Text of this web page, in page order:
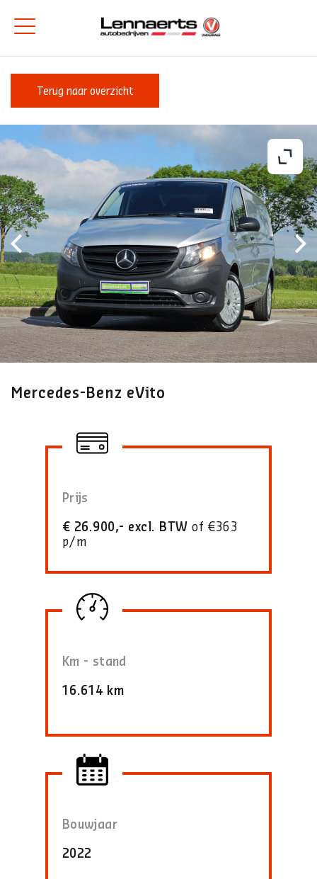
Terug naar overzicht
Mercedes-Benz eVito
Prijs
€ 26.900,- excl. BTWof €363
p/m
Km - stand
16.614 km
Bouwjaar
2022